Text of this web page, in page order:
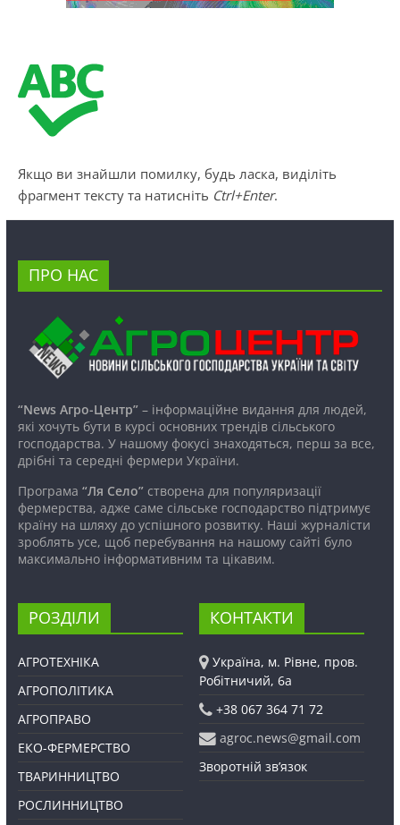
Якщо ви знайшли помилку, будь ласка, виділіть
фрагмент тексту та натисніть Ctrl+Enter.
ПРО НАС
“News Агро-Центр”– інформаційне видання для людей,
які хочуть бути в курсі основних трендів сільського
господарства. У нашому фокусі знаходяться, перш за все,
дрібні та середні фермери України.
Програма “Ля Село”створена для популяризації
фермерства, адже саме сільське господарство підтримує
країну на шляху до успішного розвитку. Наші журналісти
зроблять усе, щоб перебування на нашому сайті було
максимально інформативним та цікавим.
РОЗДІЛИ
АГРОТЕХНІКА
АГРОПОЛІТИКА
АГРОПРАВО
ЕКО-ФЕРМЕРСТВО
ТВАРИННИЦТВО
РОСЛИННИЦТВО
КОНТАКТИ
Україна, м. Рівне, пров.
Робітничий, 6а
+38 067 364 71 72
agroc.news@gmail.com
Зворотній зв’язок